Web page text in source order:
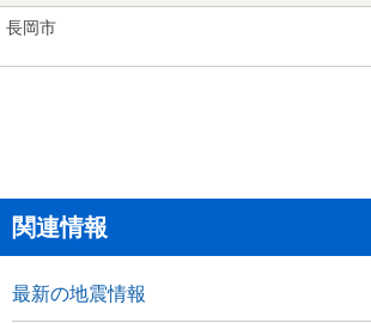
長岡市
関連情報
最新の地震情報